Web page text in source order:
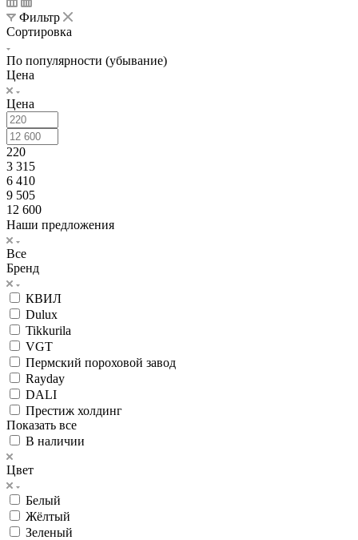
Фильтр
Сортировка
По популярности (убывание)
Цена
Цена
220
3 315
6 410
9 505
12 600
Наши предложения
Все
Бренд
КВИЛ
Dulux
Tikkurila
VGT
Пермский пороховой завод
Rayday
DALI
Престиж холдинг
Показать все
В наличии
Цвет
Белый
Жёлтый
Зеленый